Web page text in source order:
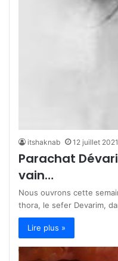
itshaknab 12 juillet 2021
Parachat
vain…
Nous ouvrons cette
thora, le sefer Devarim,
Lire plus »